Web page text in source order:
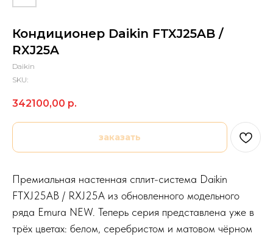
Кондиционер Daikin FTXJ25AB /
RXJ25A
Daikin
SKU:
342100,00 р.
заказать
Премиальная настенная сплит-система Daikin
FTXJ25AB / RXJ25A из обновленного модельного
ряда Emura NEW. Теперь серия представлена уже в
трёх цветах: белом, серебристом и матовом чёрном